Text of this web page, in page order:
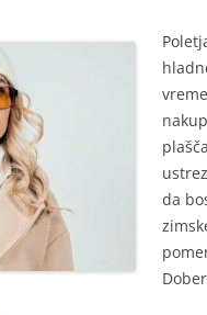
da